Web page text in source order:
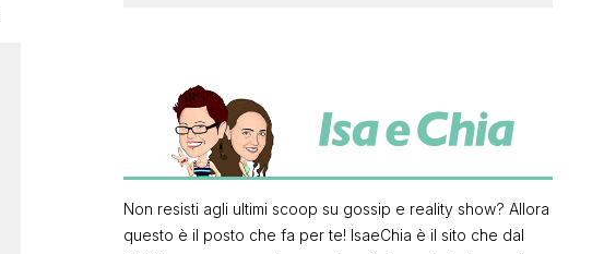
Non resisti agli ultimi scoop su gossip e reality show? Allora
questo è il posto che fa per te! IsaeChia è il sito che dal